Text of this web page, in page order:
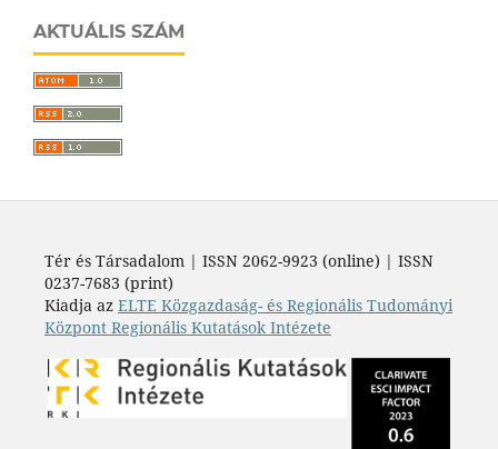
AKTUÁLIS SZÁM
Tér és Társadalom | ISSN 2062-9923 (online) | ISSN
0237-7683 (print)
Kiadja az ELTE Közgazdaság- és Regionális Tudományi
Központ Regionális Kutatások Intézete